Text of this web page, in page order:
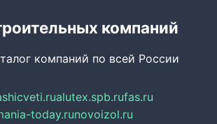
компаний
компаний по всей России
alutex.spb.rufas.ru
today.runovoizol.ru